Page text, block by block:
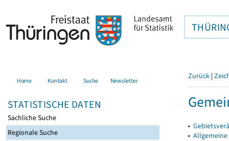
Home Kontakt Suche Newsletter
STATISTISCHE DATEN
Sachliche Suche
Regionale Suche
Zurück |
▸
▸